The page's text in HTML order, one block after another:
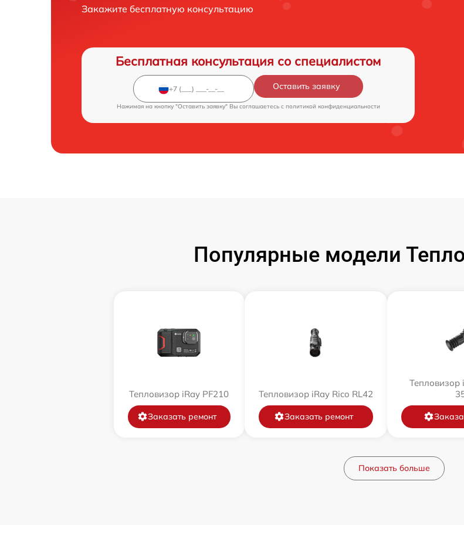
Закажите бесплатную консультацию
Бесплатная консультация со специалистом
Оставить заявку
Нажимая на кнопку "Оставить заявку" Вы соглашаетесь c политикой конфиденциальности
Популярные модели
Тепловизор iRay PF210
Заказать ремонт
Тепловизор iRay Rico RL42
Заказать ремонт
Тепловизор
Показать больше